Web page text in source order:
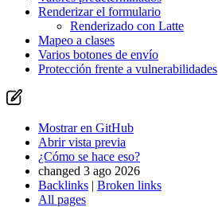
Renderizar el formulario
Renderizado con Latte
Mapeo a clases
Varios botones de envío
Protección frente a vulnerabilidades
Mostrar en GitHub
Abrir vista previa
¿Cómo se hace eso?
changed 3 ago 2026
Backlinks | Broken links
All pages